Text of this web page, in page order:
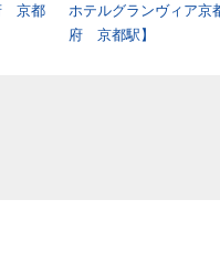
京都
ホテルグランヴィア京
府 京都駅】